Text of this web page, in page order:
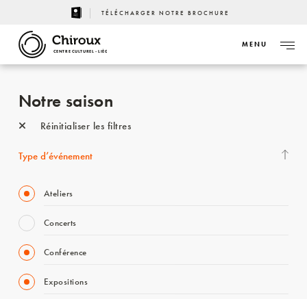
TÉLÉCHARGER NOTRE BROCHURE
CENTRE CULTUREL - LIÈGE
MENU
Notre saison
Réinitialiser les filtres
Type d’événement
Ateliers
Concerts
Conférence
Expositions